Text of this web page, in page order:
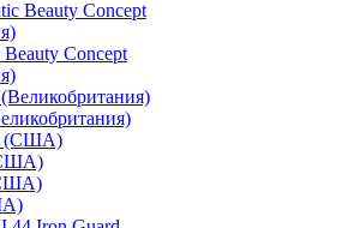
Concept